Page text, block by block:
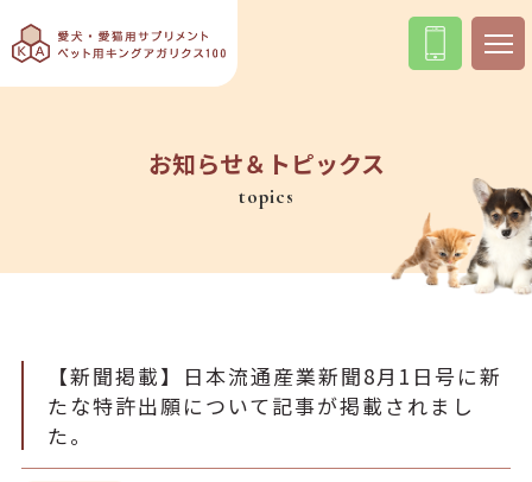
お知らせ＆トピックス
topics
【新聞掲載】日本流通産業新聞8月1日号に新
たな特許出願について記事が掲載されまし
た。